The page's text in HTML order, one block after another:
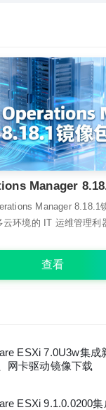
Manager
Manager 8.18.1
环境的 IT 运维管理利
稳定。能整合多源数据
标，助其精准洞察系统
查看
ESXi 7.0U3w集成
网卡驱动镜像下载
ESXi 9.1.0.0200集